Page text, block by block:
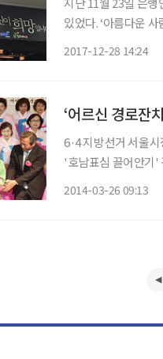
있었다. ‘아름다운 사람, 당신이 희망입니다 ’ 그는 모든 일에 있어 중심이 되는 것은 '사람'이
2017-12-28 14:24
‘어르신 경로잔
6·4 지방선거 서울
'호남표심 끌어안기' 경쟁을 펼쳤다. 이날 낮 서울
2014-03-26 09:13